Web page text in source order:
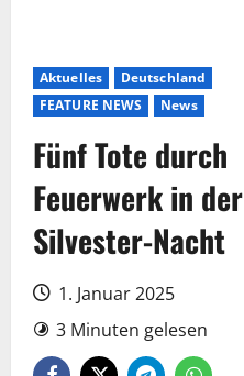
Aktuelles
Deutschland
FEATURE NEWS
News
Fünf Tote durch
Feuerwerk in der
Silvester-Nacht
1. Januar 2025
3 Minuten gelesen